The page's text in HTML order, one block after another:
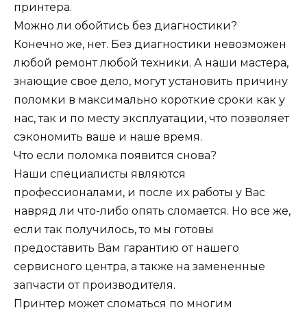
принтера.
Можно ли обойтись без диагностики?
Конечно же, нет. Без диагностики невозможен
любой ремонт любой техники. А наши мастера,
знающие свое дело, могут установить причину
поломки в максимально короткие сроки как у
нас, так и по месту эксплуатации, что позволяет
сэкономить ваше и наше время.
Что если поломка появится снова?
Наши специалисты являются
профессионалами, и после их работы у Вас
навряд ли что-либо опять сломается. Но все же,
если так получилось, то мы готовы
предоставить Вам гарантию от нашего
сервисного центра, а также на замененные
запчасти от производителя.
Принтер может сломаться по многим